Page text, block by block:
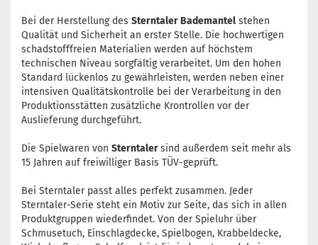
Bei der Herstellung des Sterntaler Bademantel stehen
Qualität und Sicherheit an erster Stelle. Die hochwertigen
schadstofffreien Materialien werden auf höchstem
technischen Niveau sorgfältig verarbeitet. Um den hohen
Standard lückenlos zu gewährleisten, werden neben einer
intensiven Qualitätskontrolle bei der Verarbeitung in den
Produktionsstätten zusätzliche Krontrollen vor der
Auslieferung durchgeführt.
Die Spielwaren von Sterntalersind außerdem seit mehr als
15 Jahren auf freiwilliger Basis TÜV-geprüft.
Bei Sterntaler passt alles perfekt zusammen. Jeder
Sterntaler-Serie steht ein Motiv zur Seite, das sich in allen
Produktgruppen wiederfindet. Von der Spieluhr über
Schmusetuch, Einschlagdecke, Spielbogen, Krabbeldecke,